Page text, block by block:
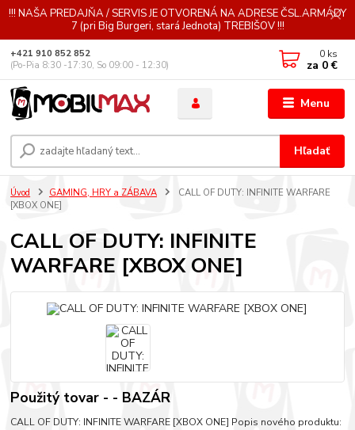
!!! NAŠA PREDAJŇA / SERVIS JE OTVORENÁ NA ADRESE ČSL.ARMÁDY
7 (pri Big Burgeri, stará Jednota) TREBIŠOV !!!
Menu
Hľadať
+421 910 852 852
(Po-Pia 8:30 -17:30, So 09:00 - 12:30)
0 ks
za 0 €
Úvod GAMING, HRY a ZÁBAVA
CALL OF DUTY: INFINITE WARFARE
[XBOX ONE]
CALL OF DUTY: INFINITE
WARFARE [XBOX ONE]
Použitý tovar - - BAZÁR
CALL OF DUTY: INFINITE WARFARE [XBOX ONE] Popis nového produktu: